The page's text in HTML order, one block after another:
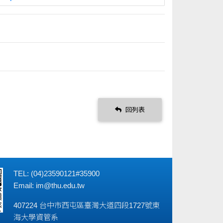
回列表
TEL: (04)23590121#35900
Email: im@thu.edu.tw
407224 台中市西屯區臺灣大道四段1727號東
海大學資管系